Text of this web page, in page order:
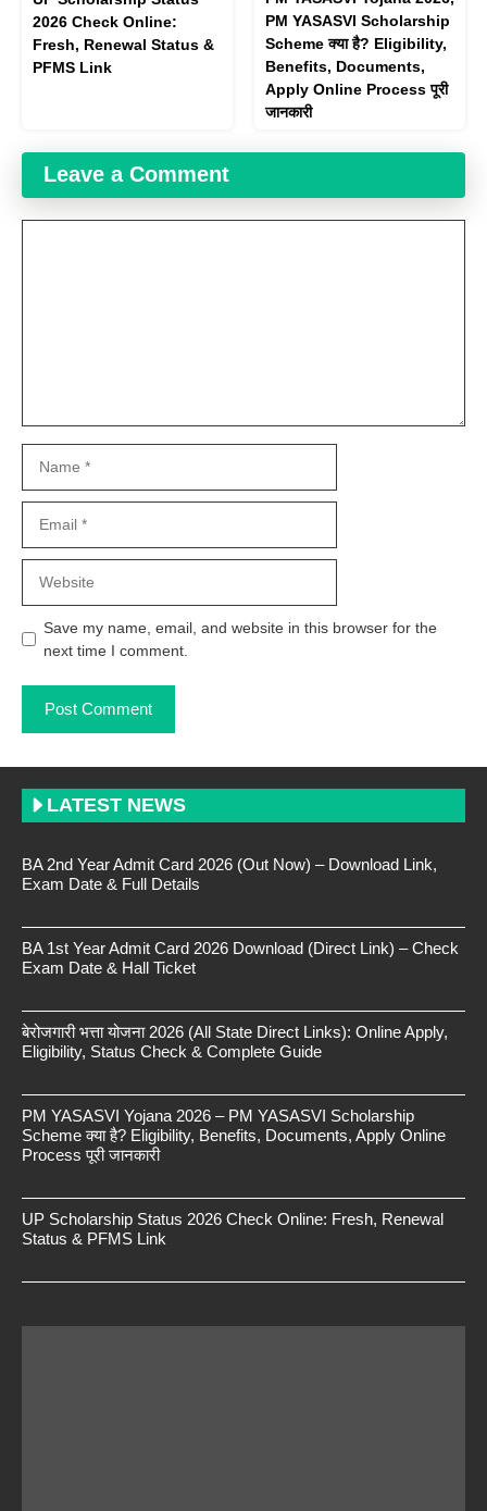
2026 Check Online:
Fresh, Renewal Status &
PFMS Link
PM YASASVI Scholarship
Scheme क्या है? Eligibility,
Benefits, Documents,
Apply Online Process पूरी
जानकारी
Leave a Comment
Save my name, email, and website in this browser for the
next time I comment.
LATEST NEWS
BA 2nd Year Admit Card 2026 (Out Now) – Download Link,
Exam Date & Full Details
BA 1st Year Admit Card 2026 Download (Direct Link) – Check
Exam Date & Hall Ticket
बेरोजगारी भत्ता योजना 2026 (All State Direct Links): Online Apply,
Eligibility, Status Check & Complete Guide
PM YASASVI Yojana 2026 – PM YASASVI Scholarship
Scheme क्या है? Eligibility, Benefits, Documents, Apply Online
Process पूरी जानकारी
UP Scholarship Status 2026 Check Online: Fresh, Renewal
Status & PFMS Link